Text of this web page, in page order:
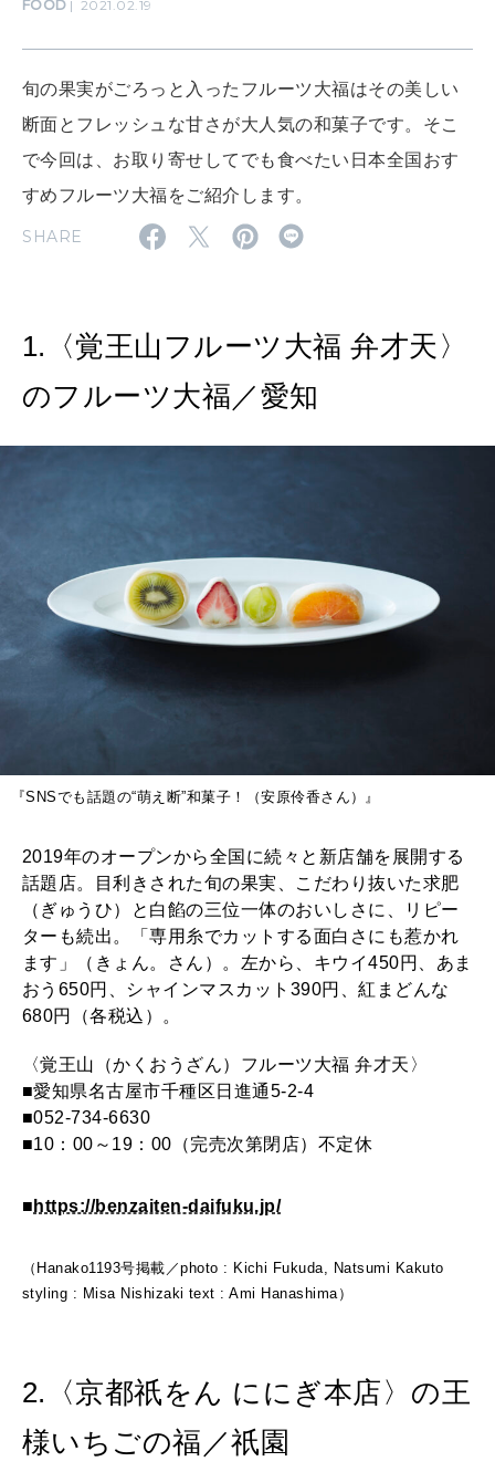
CULTURE
WORK&MONEY
MAGAZINE
2026年6月号「大銀座 トレンドが生まれる 新しい一流店へ。」
2026年5月号「“大好き”に出会いに。韓国」
2026年4月号「未来をつくる、学びの教科書。」
2026年2月号「良運を掴む 新・開運術。」
2026年1月号「猫がいれば、幸せ」
2025年12月号「お酒の新常識。」
FOLLOW US!
FOOD 2021.02.19
旬の果実がごろっと入ったフルーツ大福はその美しい
断面とフレッシュな甘さが大人気の和菓子です。そこ
で今回は、お取り寄せしてでも食べたい日本全国おす
すめフルーツ大福をご紹介します。
SHARE
1.〈覚王山フルーツ大福 弁才天〉
のフルーツ大福／愛知
『SNSでも話題の“萌え断”和菓子！（安原伶香さん）』
2019年のオープンから全国に続々と新店舗を展開する
話題店。目利きされた旬の果実、こだわり抜いた求肥
（ぎゅうひ）と白餡の三位一体のおいしさに、リピー
ターも続出。「専用糸でカットする面白さにも惹かれ
ます」（きょん。さん）。左から、キウイ450円、あま
おう650円、シャインマスカット390円、紅まどんな
680円（各税込）。
〈覚王山（かくおうざん）フルーツ大福 弁才天〉
■愛知県名古屋市千種区日進通5-2-4
■052-734-6630
■10：00～19：00（完売次第閉店）不定休
■ https://benzaiten-daifuku.jp/
（Hanako1193号掲載／photo : Kichi Fukuda, Natsumi Kakuto
styling : Misa Nishizaki text : Ami Hanashima）
2.〈京都祇をん ににぎ本店〉の王
様いちごの福／祇園